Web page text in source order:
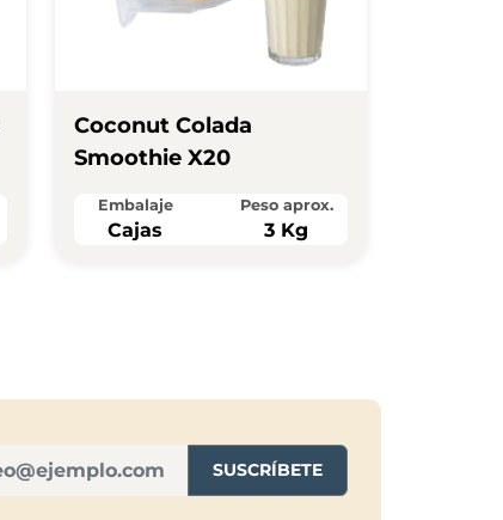
Coconut Colada
Smoothie X20
Embalaje
Cajas
Peso aprox.
3 Kg
SUSCRÍBETE